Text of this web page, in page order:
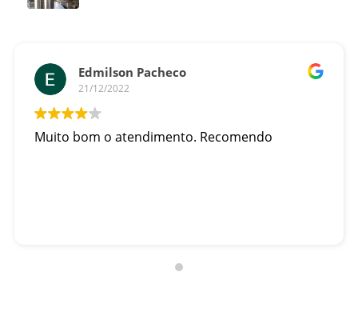
Edmilson Pacheco
21/12/2022
Muito bom o atendimento. Recomendo